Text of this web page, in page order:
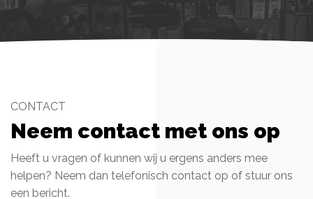
CONTACT
Neem contact met ons op
Heeft u vragen of kunnen wij u ergens anders mee
helpen? Neem dan telefonisch contact op of stuur ons
een bericht.